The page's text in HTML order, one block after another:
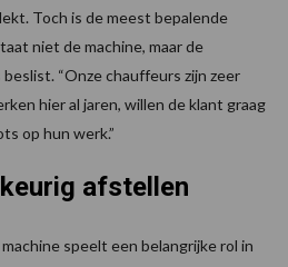
Toch is de meest bepalende
niet de machine, maar de
“Onze chauffeurs zijn zeer
hier al jaren, willen de klant graag
op hun werk.”
afstellen
speelt een belangrijke rol in